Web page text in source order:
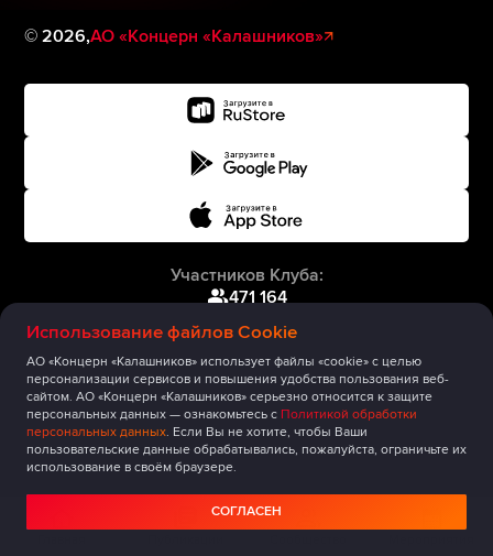
Использование файлов Cookie
АО «Концерн «Калашников» использует файлы «cookie» с целью
персонализации сервисов и повышения удобства пользования веб-
сайтом. АО «Концерн «Калашников» серьезно относится к защите
персональных данных — ознакомьтесь с Политикой обработки
персональных данных. Если Вы не хотите, чтобы Ваши
пользовательские данные обрабатывались, пожалуйста, ограничьте их
использование в своём браузере.
СОГЛАСЕН
©2026,АО «Концерн «Калашников»
Участников Клуба:
471 164